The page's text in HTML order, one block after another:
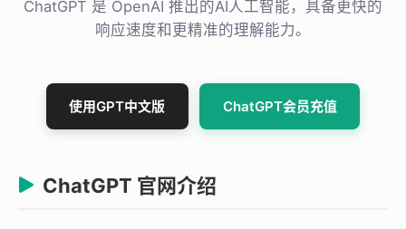
ChatGPT 是 OpenAI 推出的AI人工智能，具备更快的
响应速度和更精准的理解能力。
使用GPT中文版 ChatGPT会员充值
ChatGPT 官网介绍